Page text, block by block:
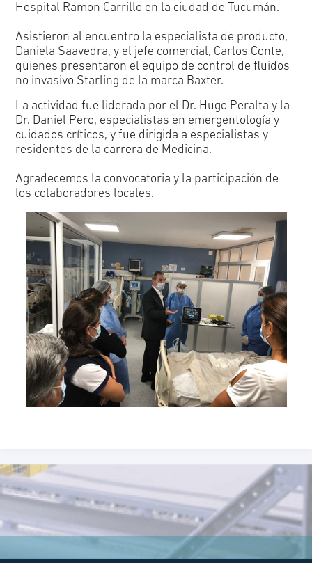
Hospital Ramon Carrillo en la ciudad de Tucumán.
Asistieron al encuentro la especialista de producto,
Daniela Saavedra, y el jefe comercial, Carlos Conte,
quienes presentaron el equipo de control de fluidos
no invasivo Starling de la marca Baxter.
La actividad fue liderada por el Dr. Hugo Peralta y la
Dr. Daniel Pero, especialistas en emergentología y
cuidados críticos, y fue dirigida a especialistas y
residentes de la carrera de Medicina.
Agradecemos la convocatoria y la participación de
los colaboradores locales.